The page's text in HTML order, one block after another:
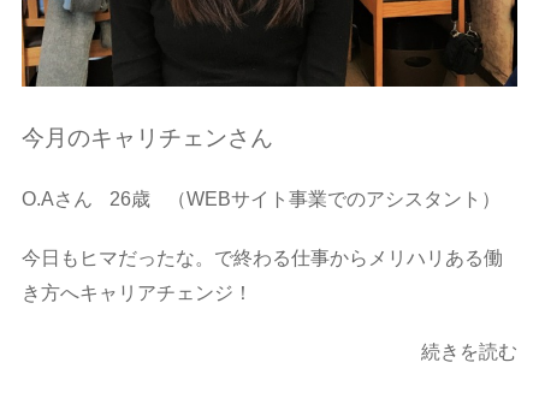
今月のキャリチェンさん
O.Aさん 26歳 （WEBサイト事業でのアシスタント）
今日もヒマだったな。で終わる仕事からメリハリある働
き方へキャリアチェンジ！
続きを読む